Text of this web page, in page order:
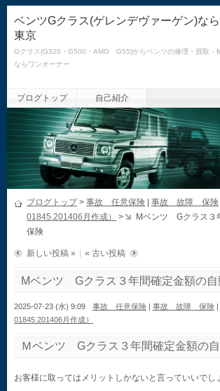
ベンツGクラス(ゲレンデヴァーゲン)な
東京
Gクラス(G320・G500・AMG G55)からベンツの修理・買取・
ならワンオーナー
ブログトップ 自己紹介
ブログトップ> 事故 任意保険 事故 故障 保険
01845.201406月作成）
>
Mベンツ Gクラス３
保険
新しい投稿 » « 古い投稿
Mベンツ Gクラス３年間確定金額の自
2025-07-23 (水) 9:09 事故 任意保険| 事故 故障 保険|
01845.201406月作成）
Ｍベンツ Gクラス３年間確定金額の
お客様に取ってはメリットしかないと言っていいでし